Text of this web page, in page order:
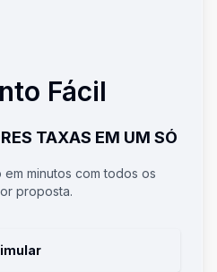
Fácil
TAXAS EM UM SÓ
minutos com todos os
proposta.